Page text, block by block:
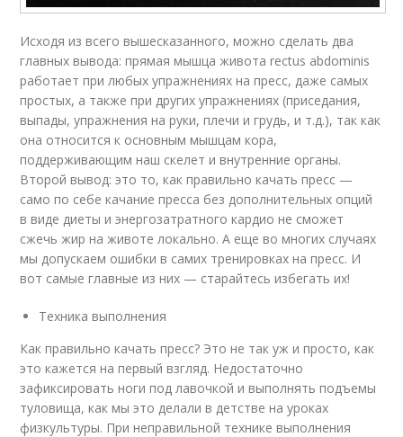
Исходя из всего вышесказанного, можно сделать два
главных вывода: прямая мышца живота rectus abdominis
работает при любых упражнениях на пресс, даже самых
простых, а также при других упражнениях (приседания,
выпады, упражнения на руки, плечи и грудь, и т.д.), так как
она относится к основным мышцам кора,
поддерживающим наш скелет и внутренние органы.
Второй вывод: это то, как правильно качать пресс —
само по себе качание пресса без дополнительных опций
в виде диеты и энергозатратного кардио не сможет
сжечь жир на животе локально. А еще во многих случаях
мы допускаем ошибки в самих тренировках на пресс. И
вот самые главные из них — старайтесь избегать их!
Техника выполнения
Как правильно качать пресс? Это не так уж и просто, как
это кажется на первый взгляд. Недостаточно
зафиксировать ноги под лавочкой и выполнять подъемы
туловища, как мы это делали в детстве на уроках
физкультуры. При неправильной технике выполнения